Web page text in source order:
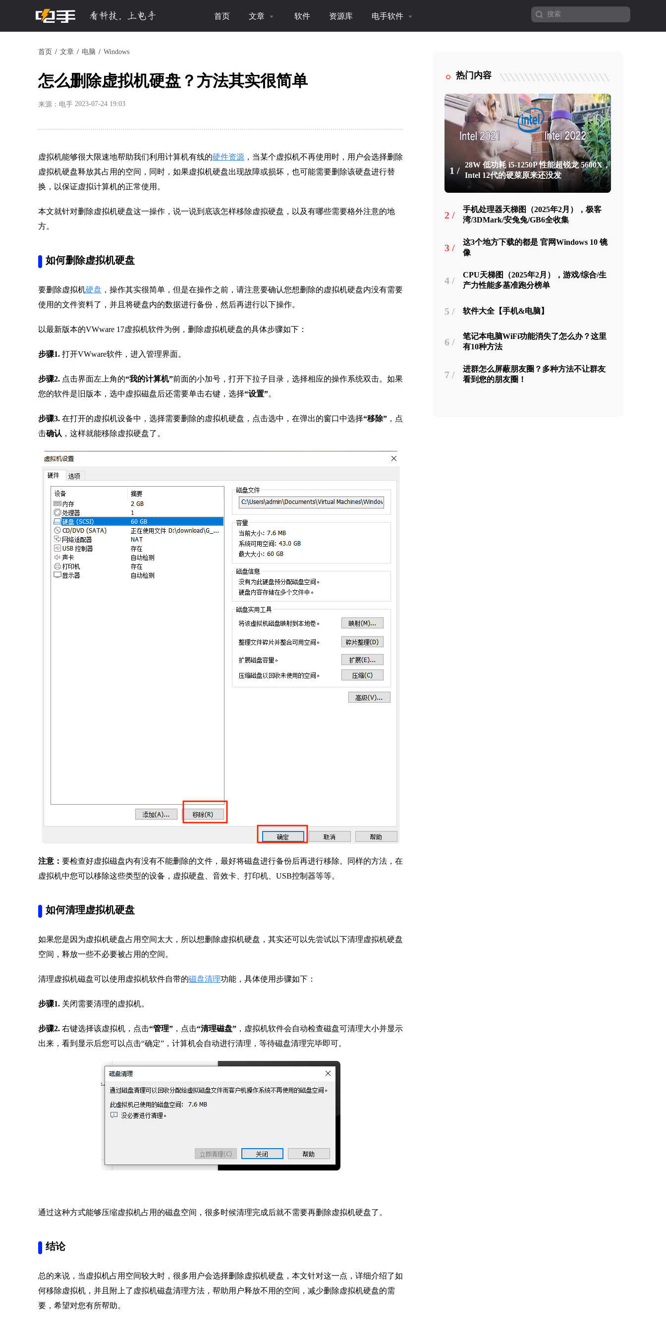
首页 文章 软件 资源库 电手软件
首页 文章 电脑 Windows
怎么删除虚拟机硬盘？方法其实很简单
来源：电手 2023-07-24 19:03
虚拟机能够很大限速地帮助我们利用计算机有线的硬件资源 ，当某个虚拟机不再使用时，用户会选择删除
虚拟机硬盘释放其占用的空间，同时，如果虚拟机硬盘出现故障或损坏，也可能需要删除该硬盘进行替
换，以保证虚拟计算机的正常使用。
本文就针对删除虚拟机硬盘这一操作，说一说到底该怎样移除虚拟硬盘，以及有哪些需要格外注意的地
方。
如何删除虚拟机硬盘
要删除虚拟机硬盘 ，操作其实很简单，但是在操作之前，请注意要确认您想删除的虚拟机硬盘内没有需要
使用的文件资料了，并且将硬盘内的数据进行备份，然后再进行以下操作。
以最新版本的VWware 17虚拟机软件为例，删除虚拟机硬盘的具体步骤如下：
步骤1. 打开VWware软件，进入管理界面。
步骤2. 点击界面左上角的“我的计算机”前面的小加号，打开下拉子目录，选择相应的操作系统双击。如果
您的软件是旧版本，选中虚拟磁盘后还需要单击右键，选择“设置”。
步骤3. 在打开的虚拟机设备中，选择需要删除的虚拟机硬盘，点击选中，在弹出的窗口中选择“移除” ，点
击确认 ，这样就能移除虚拟硬盘了。
注意： 要检查好虚拟磁盘内有没有不能删除的文件，最好将磁盘进行备份后再进行移除。同样的方法，在
虚拟机中您可以移除这些类型的设备，虚拟硬盘、音效卡、打印机、USB控制器等等。
如何清理虚拟机硬盘
如果您是因为虚拟机硬盘占用空间太大，所以想删除虚拟机硬盘，其实还可以先尝试以下清理虚拟机硬盘
空间，释放一些不必要被占用的空间。
清理虚拟机磁盘可以使用虚拟机软件自带的磁盘清理功能，具体使用步骤如下：
步骤1. 关闭需要清理的虚拟机。
步骤2. 右键选择该虚拟机，点击“管理” ，点击“清理磁盘” ，虚拟机软件会自动检查磁盘可清理大小并显示
出来，看到显示后您可以点击“确定”，计算机会自动进行清理，等待磁盘清理完毕即可。
通过这种方式能够压缩虚拟机占用的磁盘空间，很多时候清理完成后就不需要再删除虚拟机硬盘了。
结论
总的来说，当虚拟机占用空间较大时，很多用户会选择删除虚拟机硬盘，本文针对这一点，详细介绍了如
何移除虚拟机，并且附上了虚拟机磁盘清理方法，帮助用户释放不用的空间，减少删除虚拟机硬盘的需
要，希望对您有所帮助。
热门内容
1 /
28W 低功耗 i5-1250P 性能超锐龙 5600X，
Intel 12代的硬菜原来还没发
2 /
手机处理器天梯图（2025年2月），极客
湾/3DMark/安兔兔/GB6全收集
3 /
这3个地方下载的都是 官网Windows 10 镜
像
4 /
CPU天梯图（2025年2月），游戏/综合/生
产力性能多基准跑分榜单
5 / 软件大全【手机&电脑】
6 /
笔记本电脑WiFi功能消失了怎么办？这里
有10种方法
7 /
进群怎么屏蔽朋友圈？多种方法不让群友
看到您的朋友圈！